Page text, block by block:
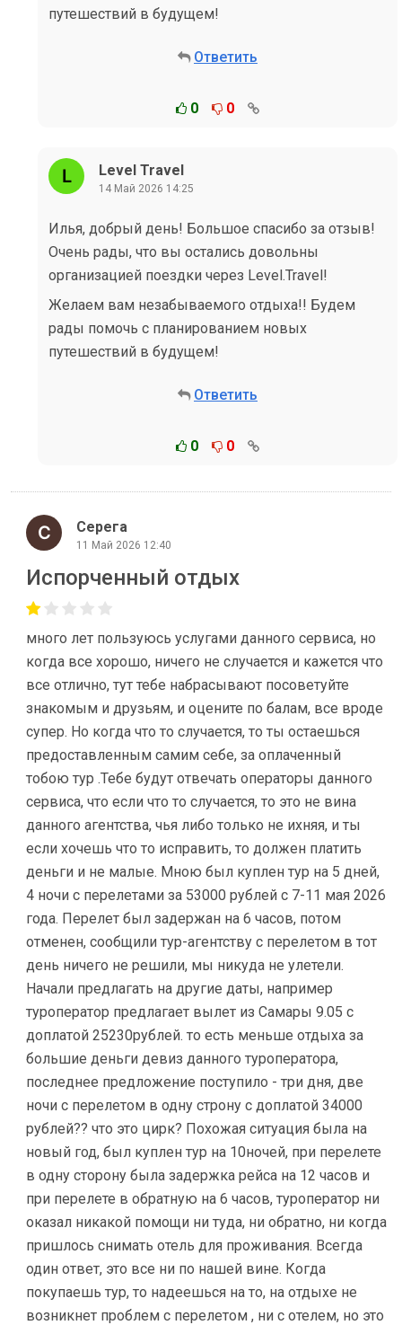
путешествий в будущем!
Ответить
0 0
Level Travel
14 Май 2026 14:25
Илья, добрый день! Большое спасибо за отзыв!
Очень рады, что вы остались довольны
организацией поездки через Level.Travel!
Желаем вам незабываемого отдыха!! Будем
рады помочь с планированием новых
путешествий в будущем!
Ответить
0 0
Серега
11 Май 2026 12:40
Испорченный отдых
много лет пользуюсь услугами данного сервиса, но
когда все хорошо, ничего не случается и кажется что
все отлично, тут тебе набрасывают посоветуйте
знакомым и друзьям, и оцените по балам, все вроде
супер. Но когда что то случается, то ты остаешься
предоставленным самим себе, за оплаченный
тобою тур .Тебе будут отвечать операторы данного
сервиса, что если что то случается, то это не вина
данного агентства, чья либо только не ихняя, и ты
если хочешь что то исправить, то должен платить
деньги и не малые. Мною был куплен тур на 5 дней,
4 ночи с перелетами за 53000 рублей с 7-11 мая 2026
года. Перелет был задержан на 6 часов, потом
отменен, сообщили тур-агентству с перелетом в тот
день ничего не решили, мы никуда не улетели.
Начали предлагать на другие даты, например
туроператор предлагает вылет из Самары 9.05 с
доплатой 25230рублей. то есть меньше отдыха за
большие деньги девиз данного туроператора,
последнее предложение поступило - три дня, две
ночи с перелетом в одну строну с доплатой 34000
рублей?? что это цирк? Похожая ситуация была на
новый год, был куплен тур на 10ночей, при перелете
в одну сторону была задержка рейса на 12 часов и
при перелете в обратную на 6 часов, туроператор ни
оказал никакой помощи ни туда, ни обратно, ни когда
пришлось снимать отель для проживания. Всегда
один ответ, это все ни по нашей вине. Когда
покупаешь тур, то надеешься на то, на отдыхе не
возникнет проблем с перелетом , ни с отелем, но это